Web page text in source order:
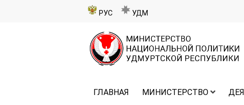
РУС УДМ
ГЛАВНАЯ МИНИСТЕРСТВО